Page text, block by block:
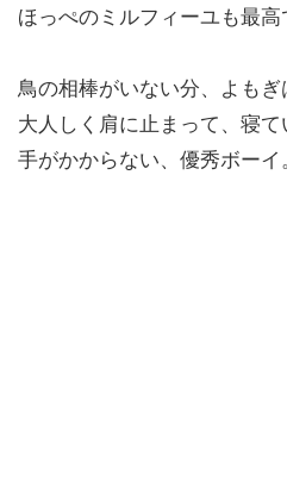
ほっぺのミルフィーユも最高
鳥の相棒がいない分、よもぎ
大人しく肩に止まって、寝て
手がかからない、優秀ボーイ